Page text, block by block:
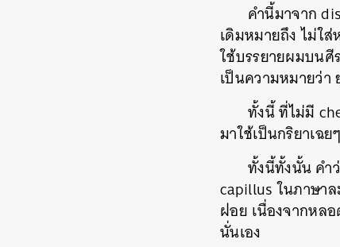
คำนี้มาจาก
เดิมหมายถึง ไม่ใ
ใช้บรรยายผมบน
เป็นความหมายว่า
ทั้งนี้ ที่ไม่มี
มาใช้เป็นกริยาเฉย
ทั้งนี้ทั้งนั้น คำ
capillus ในภาษา
ฝอย เนื่องจากหล
นั่นเอง